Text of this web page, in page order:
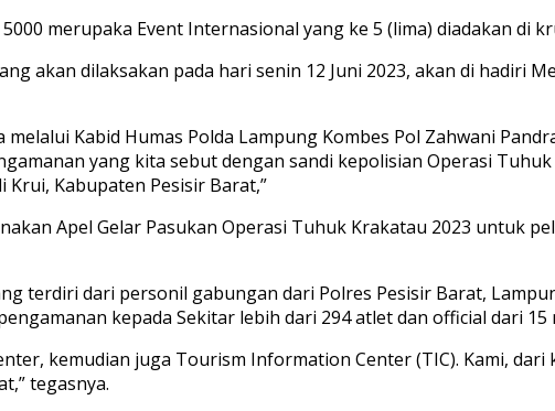
merupaka Event Internasional yang ke 5 (lima) diadakan di
akan dilaksakan pada hari senin 12 Juni 2023, akan di hadiri
Kabid Humas Polda Lampung Kombes Pol Zahwani
yang kita sebut dengan sandi kepolisian Operasi
Kabupaten Pesisir Barat,”
Apel Gelar Pasukan Operasi Tuhuk Krakatau 2023 untuk
terdiri dari personil gabungan dari Polres Pesisir Barat,
kepada Sekitar lebih dari 294 atlet dan official dari
kemudian juga Tourism Information Center (TIC). Kami,
tegasnya.